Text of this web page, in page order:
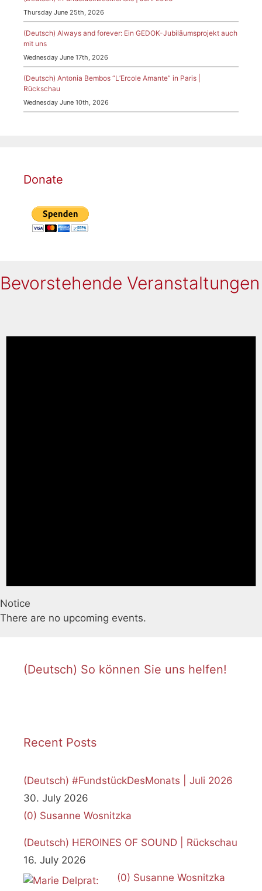
Thursday June 25th, 2026
(Deutsch) Always and forever: Ein GEDOK-Jubiläumsprojekt auch
mit uns
Wednesday June 17th, 2026
(Deutsch) Antonia Bembos “L’Ercole Amante” in Paris |
Rückschau
Wednesday June 10th, 2026
Donate
Bevorstehende Veranstaltungen
Notice
There are no upcoming events.
(Deutsch) So können Sie uns helfen!
Recent Posts
(Deutsch) #FundstückDesMonats | Juli 2026
30. July 2026
(0) Susanne Wosnitzka
(Deutsch) HEROINES OF SOUND | Rückschau
16. July 2026
(0) Susanne Wosnitzka